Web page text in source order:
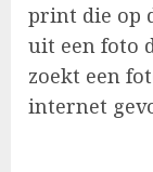
print die op
uit een foto
zoekt een
internet